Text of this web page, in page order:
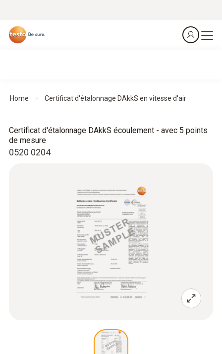
Home Certificat d'étalonnage DAkkS en vitesse d'air
0520 0204
Certificat d'étalonnage DAkkS écoulement - avec 5 points
de mesure